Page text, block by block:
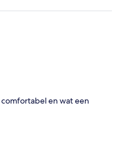
en wat een